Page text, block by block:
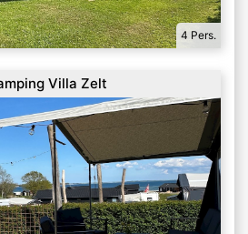
4 Pers.
Villa Zelt